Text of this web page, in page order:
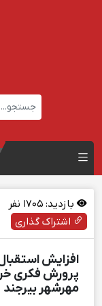
بازدید: نفر
اشتراک گذاری
افزایش
پرورش فکری
مهرشهر بیرجند